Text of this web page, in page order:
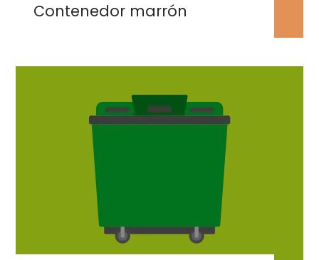
Contenedor marrón